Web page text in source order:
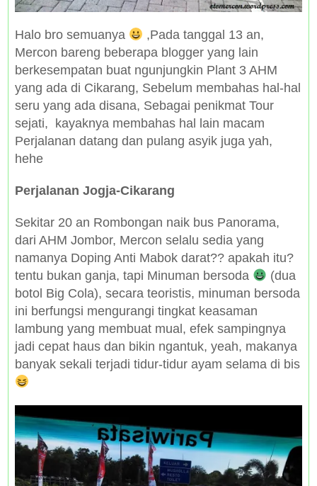
Halo bro semuanya
,Pada tanggal 13 an,
Mercon bareng beberapa blogger yang lain
berkesempatan buat ngunjungkin Plant 3 AHM
yang ada di Cikarang, Sebelum membahas hal-hal
seru yang ada disana, Sebagai penikmat Tour
sejati, kayaknya membahas hal lain macam
Perjalanan datang dan pulang asyik juga yah,
hehe
Perjalanan Jogja-Cikarang
Sekitar 20 an Rombongan naik bus Panorama,
dari AHM Jombor, Mercon selalu sedia yang
namanya Doping Anti Mabok darat?? apakah itu?
tentu bukan ganja, tapi Minuman bersoda
(dua
botol Big Cola), secara teoristis, minuman bersoda
ini berfungsi mengurangi tingkat keasaman
lambung yang membuat mual, efek sampingnya
jadi cepat haus dan bikin ngantuk, yeah, makanya
banyak sekali terjadi tidur-tidur ayam selama di bis